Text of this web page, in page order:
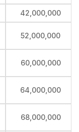
42,000,000
52,000,000
60,000,000
64,000,000
68,000,000